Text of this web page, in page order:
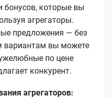
бонусов, которые вы
агрегаторы.
предложения — без
вариантам вы можете
по цене
конкурент.
агрегаторов: